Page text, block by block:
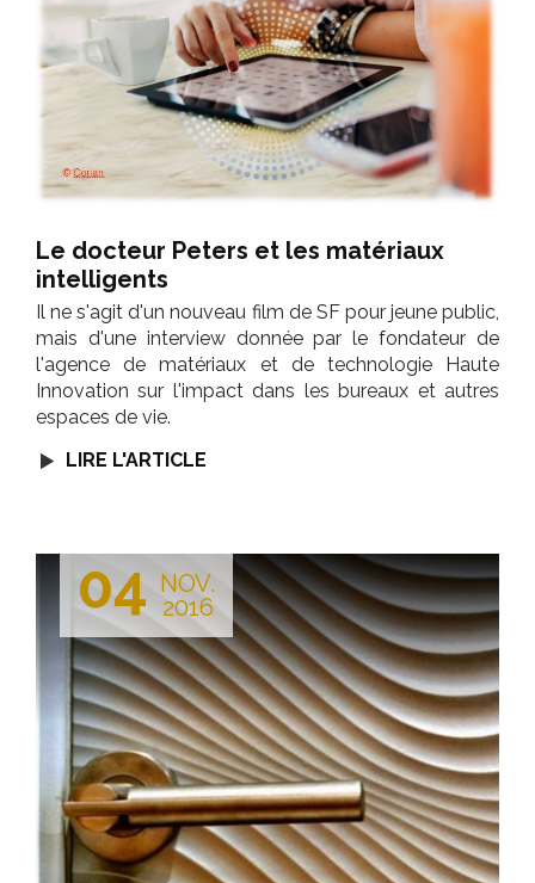
Le docteur Peters et les matériaux
intelligents
Il ne s'agit d'un nouveau film de SF pour jeune public,
mais d'une interview donnée par le fondateur de
l'agence de matériaux et de technologie Haute
Innovation sur l'impact dans les bureaux et autres
espaces de vie.
LIRE L'ARTICLE
04 NOV.
2016